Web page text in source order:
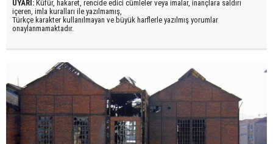
UYARI: Küfür, hakaret, rencide edici cümleler veya imalar, inançlara saldırı
içeren, imla kuralları ile yazılmamış,
Türkçe karakter kullanılmayan ve büyük harflerle yazılmış yorumlar
onaylanmamaktadır.